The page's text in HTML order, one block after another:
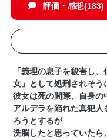
評価・感想(183)
「義理の息子を殺害し
女」として処刑されそう
彼女は死の間際、自身の
アルデラを陥れた真犯
ろうとするが──
洗脳したと思っていた